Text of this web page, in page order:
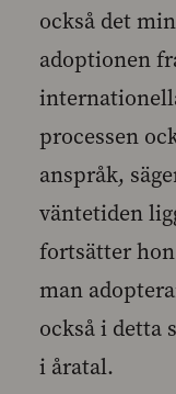
också det
adoptionen
processen
anspråk,
väntetiden
fortsätter
man
också i detta
i åratal.